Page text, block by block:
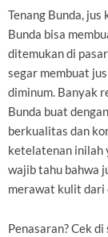
Tenang Bunda,
Bunda bisa
ditemukan di
segar membuat
diminum. Banyak
Bunda buat
berkualitas dan
ketelatenan inilah
wajib tahu bahwa
merawat kulit dari
Penasaran? Cek di